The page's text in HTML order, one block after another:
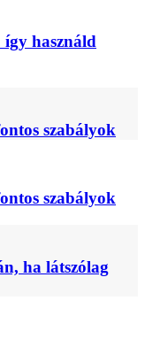
használd
szabályok
szabályok
ha látszólag